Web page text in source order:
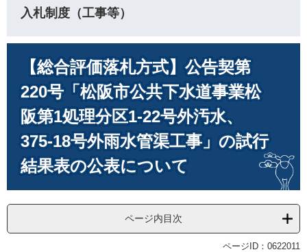
入札制度（工事等）
【総合評価落札方式】公告契第
220号「松阪市公共下水道事業松
阪第1処理分区1-22号外汚水、
375-18号外雨水管渠工事」の試行
結果表の公表について
ページ内目次
ページID：0622011